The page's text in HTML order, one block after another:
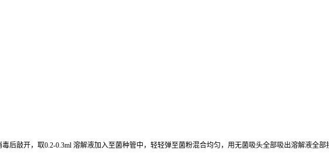
后敲开，取0.2-0.3ml 溶解液加入至菌种管中，轻轻弹至菌粉混合均匀，用无菌吸头全部吸出溶解液全